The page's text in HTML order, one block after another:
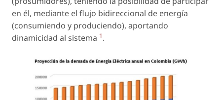
en él, mediante el flujo bidireccional de energía
(consumiendo y produciendo), aportando
dinamicidad al sistema 1.